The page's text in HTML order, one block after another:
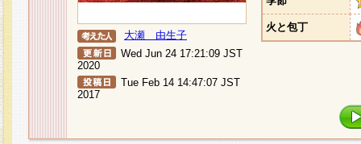
大瀬 由生子
Wed Jun 24 17:21:09 JST
2020
Tue Feb 14 14:47:07 JST
2017
火と包丁